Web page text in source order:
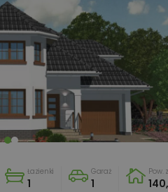
Łazienki
1
Garaż
1
Pow.